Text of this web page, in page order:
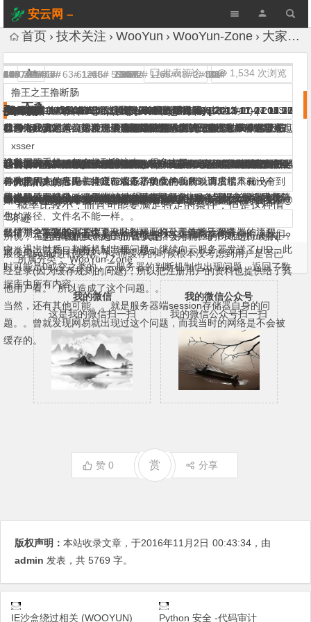
安云网 –
AnYun.ORG
首页 技术关注 WooYun WooYun-Zone 大家来猜搜狗那个安全漏洞的形成原因（猜对获
大家来猜搜狗那个安全漏洞的形成原因（猜对获
发表评论 1,534 次浏览
A+
所属分类： WooYun-Zone
时候很容易由于内部的算法导致两个用户的身份认证出
现混淆，从而导致所谓的“串号”的情况发生，尽管发生的
概率比较小，而且可能要满足特定的条件，但是这种情
况还是比较常见的
1#
园长
(喵~) |
2013-11-06 11:01
没有人说过只有一个人出现这个情况，所以为什么不能是异常导致
的？
2#
|2013-11-06 11:02
@
异常的原因啊 原因是啥
3#
yexin
|2013-11-06 11:04
猜测是数据库混乱，相同串号在同一时间写入不同数据库
4#
小胖胖要减肥
|
2013-11-06 11:16
我决定的可能是登陆认证的一个机制问题，且是配合某种特殊的网
络情况导致，园长说的异常太含糊了
5#
Adra1n
|
2013-11-06 11:21
猜测是登入后有一个设置用户名和账号，估计是用户名匹配时候导
致的错误。
6#
刺刺
|
2013-11-06 11:21
个人猜测有可能是直接读取缓存数据导致的；
比如nat转换上网，网内的各位只有一个公网IP，而缓存里面可能只
记录的这个出口IP作为取值的主要依据，你不断刷新和请求，就会
获取到别人的信息和资料；比如百脑汇的网站就是这样的：当时百
脑汇网站有活动，公司内部很多同事登录参与，结果在个人资料那
里一刷新就变成其他同事的个人信息了……
7#
Lenwood
(\r) |2013-11-06 11:25
@
刺刺
这个搜狗怎么可能想不到，如果有，他们自己的QA就会发现。
8#
FallenAngel
(‫‫‮‮‮((worC) |
2013-11-06 11:28
不是说QQ登陆么，其他的不好使，估计是调用了access_token和
回调openid的时候与另一个人的私钥或者token重复，导致搜狗这边
误识别成了其他用户掉取资料来同步。API或者认证回调的地方出问
题了吧。。。。
9#
|2013-11-06 11:29
这个搜狗联盟以前就出现过。亲身经历。
10#
齐迹
(sec.zbj.com 欢迎来撸) |2013-11-06 11:32
@
FallenAngel
同意这个观点。个人猜想cookie由于网络问题串了。导致绑定错
了。
11#
(@云诚信息) |2013-11-06 11:33
猜不到，但是想要
12#
|2013-11-06 11:41
@
如果sogou能够主动的来讨论一下这个事情就好了
13#
(We are anonymous) |2013-11-06 11:41
我猜是被360黑了。
14#
|2013-11-06 11:42
@
我觉得是存在一些问题 但是被360夸大了
15#
Anonymous.Antisec
(We are anonymous) |2013-11-06 11:47
@
xsser
其实主要在于搜狗对于安全的态度，竟然不承认自己的问题。我记
得我当初的公司发公告，让所有员工禁止使用搜狗浏览器，因为会
收集个人信息，防止oa神马的信息泄露。
16#
|2013-11-06 11:55
@
sougou hack 经常泄露一些网站后台路径啥的~
17#
VIP
(Fatal error: Call to undefined function getwb() in
/data1/www/htdocs/106/wzone/1/index.php on line 10|@齐迹@小
胖子nauscript|昨晚做梦梦见了一个ecshop注射0day，醒来后忘记
在哪了。|预留广告位) |2013-11-06 12:04
我猜这个流程是这样的：
用户登录->连接云服务器->向云服务器发送UID->云服务器返回表单
等信息
然后那个漏洞的洞主点退出的时候正好处于连接云服务器的流程
中，退出以后，判断机制出现问题，继续向云服务器发送了UID，此
时可能是0或空之类的，云服务器的判断机制也出现问题，返回了数
据库中所有内容。
18#
vipons
(我是懒羊羊，我要吃东西，吃很多东西，吃完要睡觉！) |2013-11-
06 12:08
@
肉肉
你的签名 手帕送我个 我带你游青岛
19#
horseluke
(微碌) |
2013-11-06 12:12
@
VIP
这个分析比较靠谱。
淘宝中间件曾经写过一篇会话串号的技术分析文章，可以参照阅
读：http://jm-blog.aliapp.com/?p=2769
20#
Nimda
|
2013-11-06 12:33
记得原理人人网也出过类似的问题，登录后退出浏览器。隔一段时
间后再进主页，发现进的是别人的主页。
21#
呆子不开口
(求各种兼职) |2013-11-06 12:34
我猜可能时这样，登陆后浏览器开始同步数据，但用户很快点击退
出后，同步程序仍然去取数据，此时qq信息和认证肯定异常，但服
务端可能未验证，或者验证被空字符等逻辑绕过，返回了错误或随
机数据
22#
x1aoh4i
(灰狗 、 就是灰狗) |2013-11-06 12:36
@
vipons
做梦吧你 其实也可以的 带我们俩玩么 包吃保住包机票么？@
xsser
经过我媳妇允许了么 就送手帕 @
肉肉
23#
(˿̖̗̀́̂̃̄̅̆̇̈̉̊̋̌̍̎̏̐̑̒̓̔̕) |2013-11-06 12:42
@
但是网上没有多少人说可以成功复现啊··
24#
xsser
|
2013-11-06 12:45
@
李旭敏
1 sogou fix了 2 条件苛刻，只有少部分用户受影响，所以说360夸
大了这个事情
25#
saviour
(Saviour.Com.Cn 正在备案中~~~) |2013-11-06 12:48
我猜想 搜狗估计是要做云智能表单管理 在你登录后智能记录你的帐
号和密码 ->保存到表单－> 在退出后云同步到服务器上保存你的帐
号 -> 当你在其他主机登录的时候，自己下载你在云服务器上保存的
帐号，方便登录，增强用户体验。
出错的原因就是 当你连续点击退出后 连续向服务器提交保存表单请
求 导致服务器判断出错 -> 帐号二次登录后 服务器判断帐号云表单
出错 －>导致自动下载了云服务器上的云表单帐号密码
26#
无敌L.t.H
(‮……天百一爱恋考高：簿相色白产国) |
2013-11-06 12:54
我认为估计是发生了碰撞或者是搜狗打开了某个奇怪的开关。
27#
qiaoy
(一顿黄金有几重？) |2013-11-06 12:58
测试过，与位置相关，比如我在济南用铁通刷豆瓣，刷出来的都是
济南的铁通用户。
28#
|2013-11-06 13:26
@
这跟豆瓣有毛关系
29#
erevus
|
2013-11-06 14:12
码农的都知道 如果有些地方没写规范好，逻辑混乱了一点，就会出
现很多神器的bug…比如没赋值的数据…天哪知道系统会不会给你赋
了什么值
30#
围剿
(七月流火，八月未央，九月白露凝成轻霜) |2013-11-06 14:18
不解释
http://pinyin.sogou.com/bbs/forum.php?
mod=viewthread&tid=2290860&extra=&page=1
31#
(一顿黄金有几重？) |2013-11-06 14:38
@
我当时拿豆瓣做的测试…
32#
(shall we begin?) |2013-11-06 14:40
@xsser 如何算猜对呢..
33#
|2013-11-06 15:20
@
与搜狗无关啊
34#
|2013-11-06 15:21
@
服务器脑抽了。。。
35#
(一顿黄金有几重？) |2013-11-06 15:22
@
是搜狗的浏览器……
36#
zeracker
|
2013-11-06 15:32
前两个月我的新浪微博也串号了，但是马上就正常了，没来得及截
图。@
xsser
37#
|2013-11-06 15:39
@
要是串到乌云的号记得和大家打个招呼
38#
蟋蟀哥哥
(̷ͣ̑̆ͯ̆̋͋̒ͩ͊̋̇̒ͦ̿̐͞҉̷̻̖͎̦̼) | 2013-11-06 17:09
@
zeracker
@
xsser
CDN吧。。搜狗不是有网络加速的功能么，估计可能缓存了
session。
39#
kEvin1986
(B,生理上体验过了. 心理上就不再需要了.) |2013-11-06 17:10
lol…
40#
|2013-11-06 17:20
随机数不够随机……
41#
|2013-11-06 17:27
@
当事人出来吧
42#
齐迹
(sec.zbj.com 欢迎来撸) |2013-11-06 17:36
@
我们公司网站 部分移动线路用户经常串号，，，纠结死人。。
43#
|2013-11-06 17:36
@
是滴 其实加密就好吧
44#
齐迹
(sec.zbj.com 欢迎来撸) |2013-11-06 17:39
@
xsser
和加密没有关系哦 比如一个页面 xx.com/user 这个页面根据不用用
户显示不同内容。由于运营商缓存导致 每刷新一下看到的结果都不
一样。
45#
小胖胖要减肥
|2013-11-06 18:01
@
@
xsser
@
齐迹
运营商缓存cookies的话 真的不好搞啊 每个页面加url验证？
46#
kEvin1986
(B,生理上体验过了. 心理上就不再需要了.) |2013-11-06 18:06
@
xsser
我个实习白帽子当毛事儿
47#
墨水心_Len
|2013-11-06 19:38
如@
@
蟋蟀哥哥
@ … 同学所说也有可能啊，事出之因太多了。为啥看了@
VIP
同学说的突然想到了注入呢？
48#
|2013-11-06 19:45
@
@
齐迹
和运营商缓存有什么关系？
49#
老道
|
2013-11-06 19:55
搜狗太贱了。。。这种漏洞是绝对避免不了的。只是被360给恶意起
哄了。但是现在搜狗在网上发软文说这事件完全是360导演的，根本
没有漏洞。。。
50#
Defa
|
2013-11-06 20:05
我觉得应该是某公司发现了该问题，然后黑了一个人的ID，发了帖
子，然后开始抄
51#
病狗
(你在乌云这么叼，你家人知道吗) | 2013-11-06 21:09
我哥给我们家人都加入了移动集团业务，也就是小号，我妈的小号
是665414，我的号是660414，而当我妈的手机关机时，用小号拨
打我妈的手机，都会拨到我这来，很多次了。
52#
齐迹
(sec.zbj.com 欢迎来撸) |2013-11-06 21:48
@
肉肉
运营商为了节约带宽 会对url相同的地址进行缓存。也就是说用户根
本就没有访问真实的服务器。
53#
感谢(1)
se55i0n
(那些年，我们一起看的岛国动作片~) |2013-11-06 22:17
54#
核攻击
(统治全球，奴役全人类！毁灭任何胆敢阻拦的有机生物！) |2013-
11-07 08:39
mark
55#
蟋蟀哥哥
(̷ͣ̑̆ͯ̆̋͋̒ͩ͊̋̇̒ͦ̿̐͞҉̷̻̖͎̦̼) | 2013-11-07 08:53
@
墨水心_Len
@
小胖胖要减肥
如@
齐迹
所说，在运营商那里，为了节省带宽，会对响应的URL进行缓存(一
般使用squid进行缓存。)，而缓存的时候根本没考虑到用户是否已
经登录(因为缓存规则的问题)，所以把注册用户的资料也提供给了其
他用户看。 所以造成了这个问题。。
当然，还有其他可能。。就是服务器端session存储器自身的问
题。。曾就发现网易就出现过这个问题，而我当时的网络是不会被
缓存的。
56#
|2013-11-07 10:26
我突然想起来，我的百度帐号也串过…
57#
wefgod
(求大牛指点) |2013-11-07 10:28
@
xsser
http://share.weiyun.com/5571f2c3f31746340e92c8942601d544
58#
Passer_by
(腾讯微博的Passer-by不是我) |2013-11-07 10:37
@
xsser
我们公司有人做过测试，比如有人下载更新包。某的小运营商按照
你请求的文件名先去拉缓存服务器的文件，所以请求根本就没有到
服务器。所以很多人下更新包都验证失败的。所以现在就要求更新
包的路径、文件名不能一样。。
我猜测是不是我们请求某些一样的时候，运营商也把缓存给了我们
这类小运营商目前有长城宽带、移动。。
59#
(逗比，你要去哪里呀) |2013-11-07 13:15
被360黑惨了。
60#
horseluke
(微碌) |2013-11-07 13:41
@
Passer_by
这个tk教主在之前一次演讲中说过，缓存投毒，用来黑任意网站…
http://weibo.com/1401527553/A6mxPeuRS
http://weibo.com/1401527553/AaPhvCON9
61#
(腾讯微博的Passer-by不是我) |2013-11-07 14:10
@
短号能设置转接？
62#
(我快要饿死了!!!!) |2013-11-07 14:14
可以换成签名抽纸一包么,这样感觉会好点
63#
病狗
(你在乌云这么叼，你家人知道吗) |2013-11-07 17:37
@
没设置转接
64#
小胖胖要减肥
|
2013-11-07 23:35
@
蟋蟀哥哥
session存储器的自身问题指什么，这个东西我觉得可能和某些特性
有关把
65#
蟋蟀哥哥
(̷ͣ̑̆ͯ̆̋͋̒ͩ͊̋̇̒ͦ̿̐͞҉̷̻̖͎̦̼) | 2013-11-08 11:21
@
小胖胖要减肥
我说的session存储器，指的是mysql，memcached等。。因为在这
种大量用户的应用，肯定前端走了负载均衡的，而后端只有一个
session存储器。。如果发生某些问题，就很有可能造成串号的发
生。
66#
(新手上路) |2013-11-27 00:27
原味内裤
67#
(黑阔都被爆菊花~) |2013-11-27 11:22
HASH碰撞 重叠了。。
68#
(http://t.qq.com/ox_diandi) |2013-11-27 11:51
貌似人为因素比较大
69#
撸王之王撸断肠
|
2013-11-27 12:10
@
xsser
我会说天天跑酷微信登录也会串号吗，反正我遇见过。不懂 原理
单身用别人的号跑着很爽！表示小学生的我昨晚调皮了！sorry
我的微信
这是我的微信扫一扫
我的微信公众号
我的微信公众号扫一扫
赞 0 赏 分享
版权声明： 本站收录文章，于2016年11月2日 00:43:34 ，由
admin 发表，共 5769 字。
IE沙盒绕过相关 (WOOYUN) Python 安全 -代码审计